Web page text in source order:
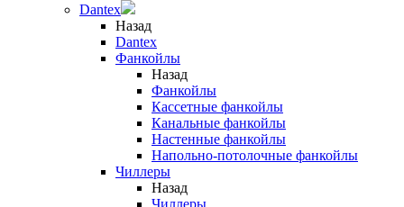
Dantex
Назад
Dantex
Фанкойлы
Назад
Фанкойлы
Кассетные фанкойлы
Канальные фанкойлы
Настенные фанкойлы
Напольно-потолочные фанкойлы
Чиллеры
Назад
Чиллеры